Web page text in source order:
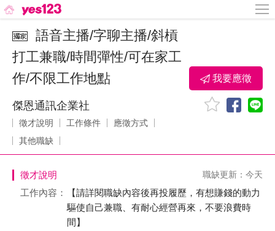
語音主播/字聊主播/斜槓
打工兼職/時間彈性/可在家工
作/不限工作地點
傑恩通訊企業社
徵才說明 工作條件
應徵方式
其他職缺
我要應徵
徵才說明 職缺更新：今天
工作內容：
【請詳閱職缺內容後再投履歷，有想賺錢的動力
驅使自己兼職、有耐心經營再來，不要浪費時
間】